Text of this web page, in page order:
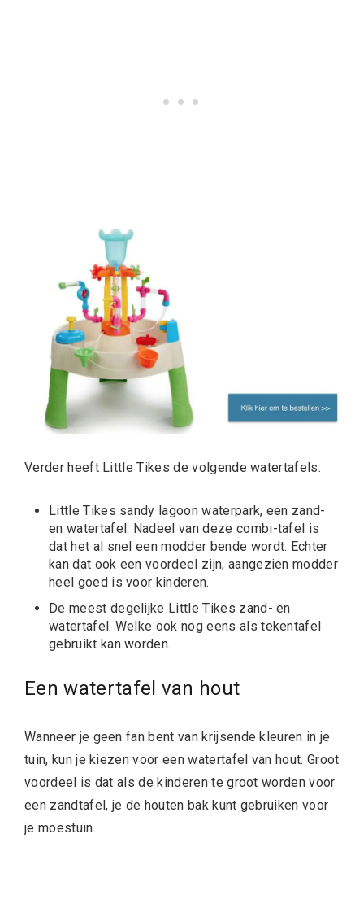
Verder heeft Little Tikes de volgende watertafels:
Little Tikes sandy lagoon waterpark, een zand-
en watertafel. Nadeel van deze combi-tafel is
dat het al snel een modder bende wordt. Echter
kan dat ook een voordeel zijn, aangezien modder
heel goed is voor kinderen.
De meest degelijke Little Tikes zand- en
watertafel. Welke ook nog eens als tekentafel
gebruikt kan worden.
Een watertafel van hout
Wanneer je geen fan bent van krijsende kleuren in je
tuin, kun je kiezen voor een watertafel van hout. Groot
voordeel is dat als de kinderen te groot worden voor
een zandtafel, je de houten bak kunt gebruiken voor
je moestuin.